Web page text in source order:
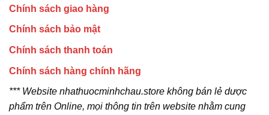
Chính sách giao hàng
Chính sách bảo mật
Chính sách thanh toán
Chính sách hàng chính hãng
*** Website nhathuocminhchau.store không bán lẻ dược
phẩm trên Online, mọi thông tin trên website nhằm cung